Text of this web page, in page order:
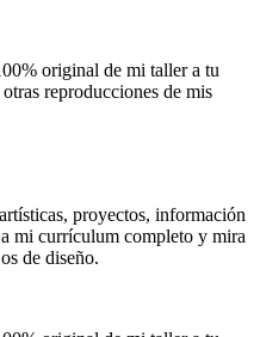
original de mi taller a tu
reproducciones de mis
proyectos, información
mi currículum completo y mira
de diseño.